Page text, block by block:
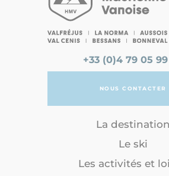
+33 (0)4 79 05
NOUS CONTACTER
La destination
Le ski
Les activités et